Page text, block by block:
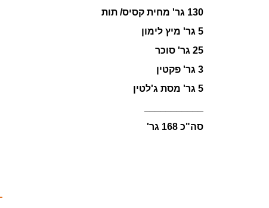
130 גר' מחית קסיס/ תות
5 גר' מיץ לימון
25 גר' סוכר
3 גר' פקטין
5 גר' מסת ג'לטין
סה"כ 168 גר'